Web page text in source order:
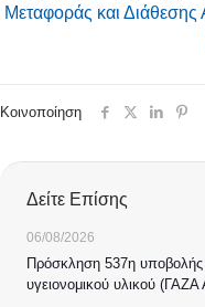
Μεταφοράς και
Κοινοποίηση
Δείτε Επίσης
06/08/2026
Πρόσκληση 537η
υγειονομικού υλικού